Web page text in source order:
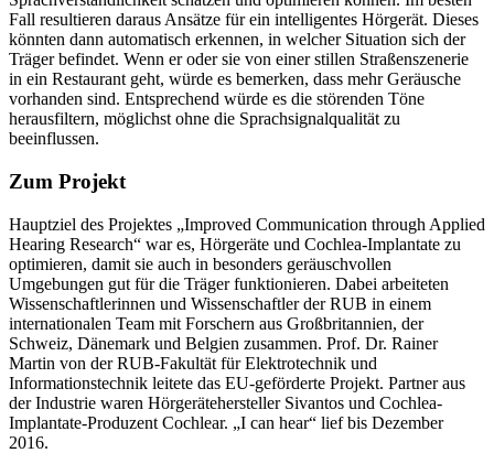
Fall resultieren daraus Ansätze für ein intelligentes Hörgerät. Dieses
könnten dann automatisch erkennen, in welcher Situation sich der
Träger befindet. Wenn er oder sie von einer stillen Straßenszenerie
in ein Restaurant geht, würde es bemerken, dass mehr Geräusche
vorhanden sind. Entsprechend würde es die störenden Töne
herausfiltern, möglichst ohne die Sprachsignalqualität zu
beeinflussen.
Zum Projekt
Hauptziel des Projektes „Improved Communication through Applied
Hearing Research“ war es, Hörgeräte und Cochlea-Implantate zu
optimieren, damit sie auch in besonders geräuschvollen
Umgebungen gut für die Träger funktionieren. Dabei arbeiteten
Wissenschaftlerinnen und Wissenschaftler der RUB in einem
internationalen Team mit Forschern aus Großbritannien, der
Schweiz, Dänemark und Belgien zusammen. Prof. Dr. Rainer
Martin von der RUB-Fakultät für Elektrotechnik und
Informationstechnik leitete das EU-geförderte Projekt. Partner aus
der Industrie waren Hörgerätehersteller Sivantos und Cochlea-
Implantate-Produzent Cochlear. „I can hear“ lief bis Dezember
2016.